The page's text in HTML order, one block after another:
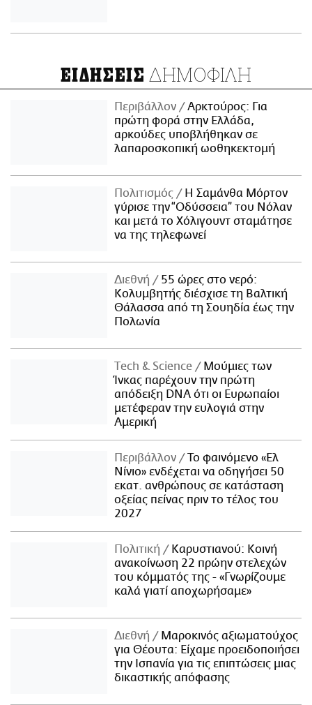
ΕΙΔΗΣΕΙΣ ΔΗΜΟΦΙΛΗ
Περιβάλλον
Αρκτούρος: Για
πρώτη φορά στην Ελλάδα,
αρκούδες υποβλήθηκαν σε
λαπαροσκοπική ωοθηκεκτομή
Πολιτισμός
Η Σαμάνθα Μόρτον
γύρισε την “Οδύσσεια” του Νόλαν
και μετά το Χόλιγουντ σταμάτησε
να της τηλεφωνεί
Διεθνή
55 ώρες στο νερό:
Κολυμβητής διέσχισε τη Βαλτική
Θάλασσα από τη Σουηδία έως την
Πολωνία
Τech & Science
Μούμιες των
Ίνκας παρέχουν την πρώτη
απόδειξη DNA ότι οι Ευρωπαίοι
μετέφεραν την ευλογιά στην
Αμερική
Περιβάλλον
Το φαινόμενο «Ελ
Νίνιο» ενδέχεται να οδηγήσει 50
εκατ. ανθρώπους σε κατάσταση
οξείας πείνας πριν το τέλος του
2027
Πολιτική
Καρυστιανού: Κοινή
ανακοίνωση 22 πρώην στελεχών
του κόμματός της - «Γνωρίζουμε
καλά γιατί αποχωρήσαμε»
Διεθνή
Μαροκινός αξιωματούχος
για Θέουτα: Είχαμε προειδοποιήσει
την Ισπανία για τις επιπτώσεις μιας
δικαστικής απόφασης